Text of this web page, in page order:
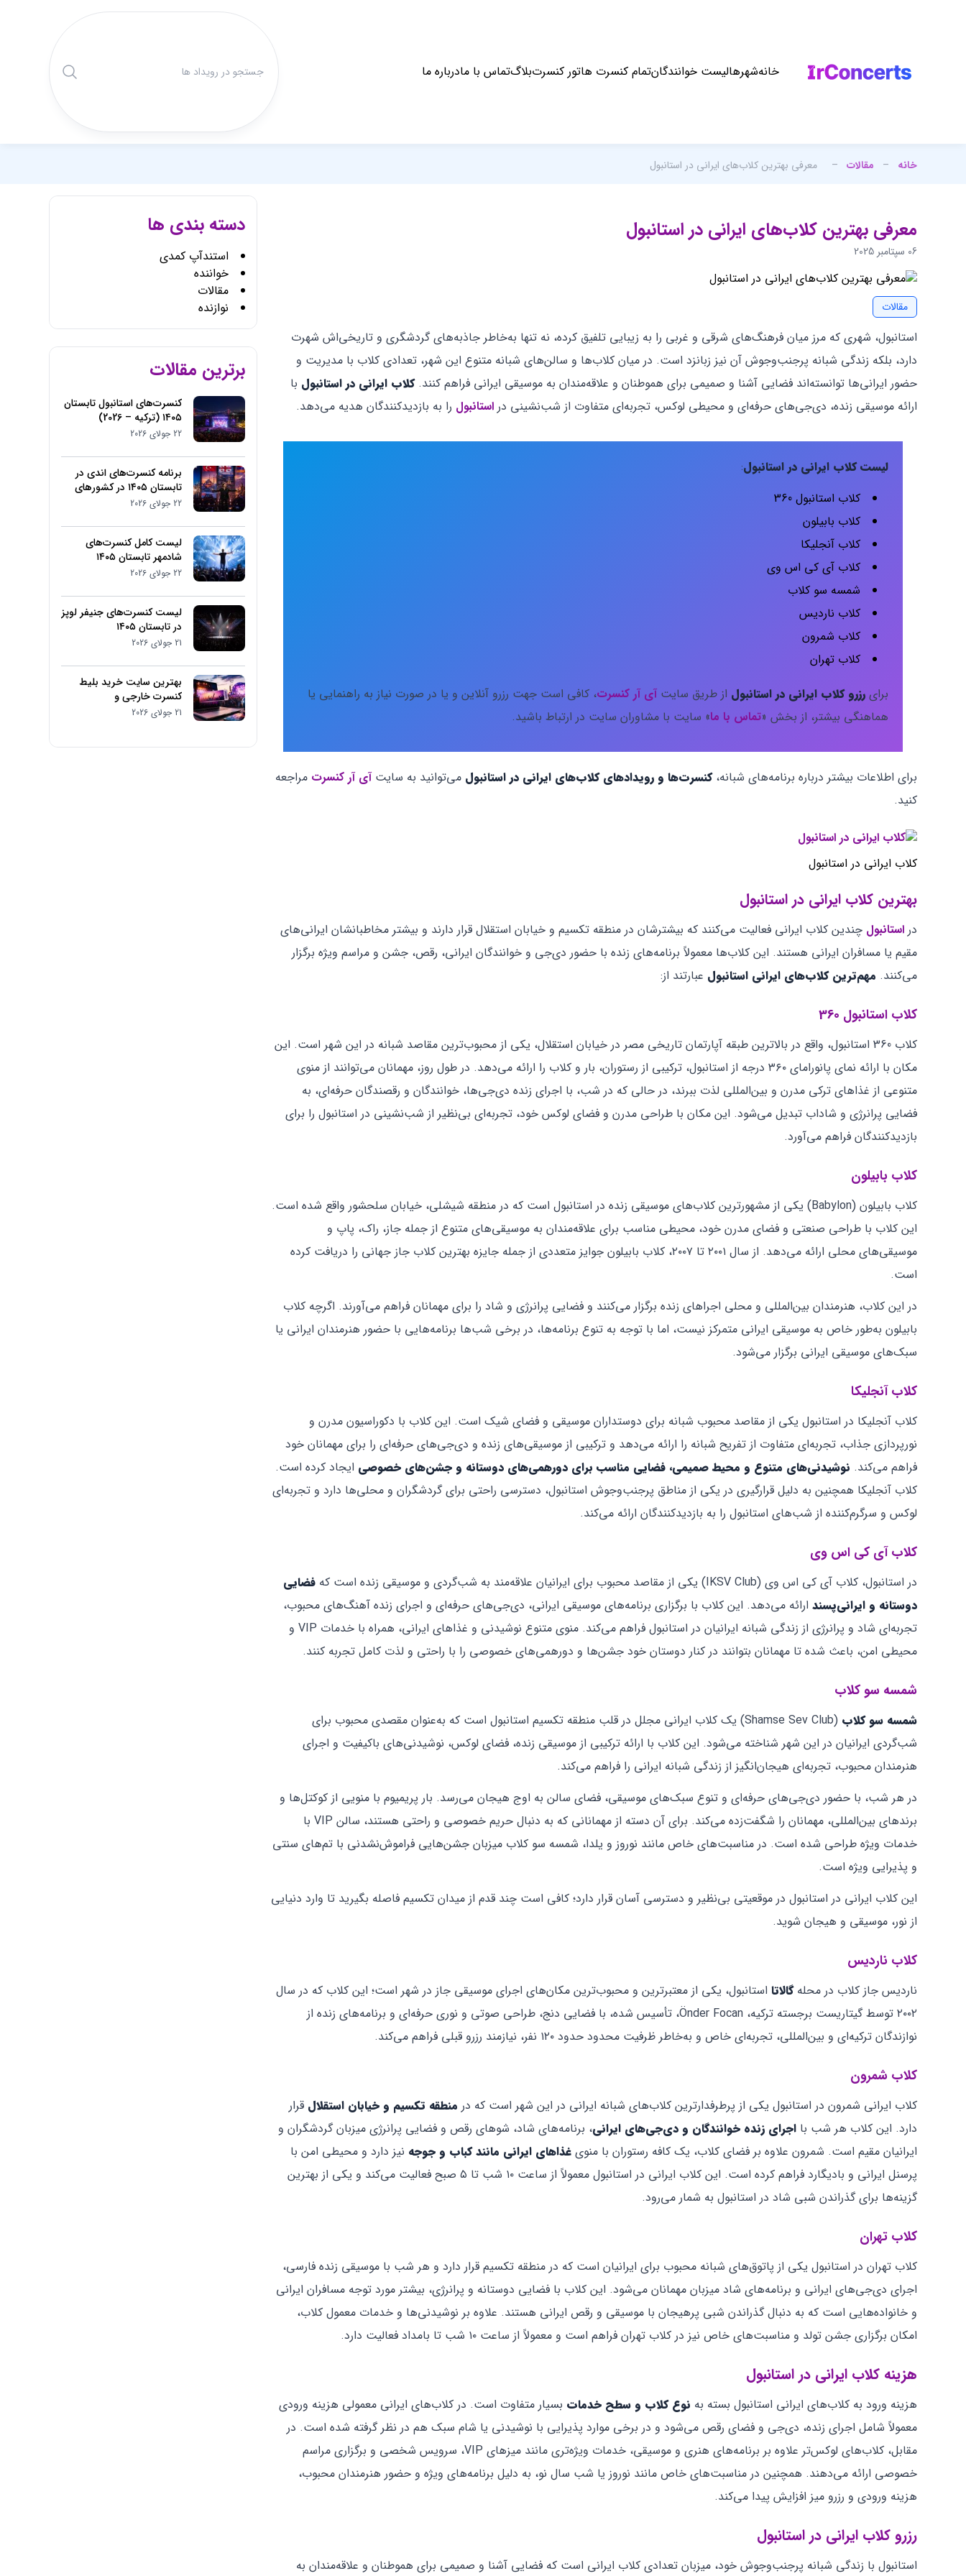
خانهشهرهالیست خوانندگانتمام کنسرت هاتور کنسرتبلاگتماس با مادرباره ما
خانه – مقالات – معرفی بهترین کلاب‌های ایرانی در استانبول
معرفی بهترین کلاب‌های ایرانی در استانبول
06 سپتامبر 2025
مقالات
استانبول، شهری که مرز میان فرهنگ‌های شرقی و غربی را به زیبایی تلفیق کرده، نه تنها به‌خاطر جاذبه‌های گردشگری و تاریخی‌اش شهرت
دارد، بلکه زندگی شبانه پرجنب‌وجوش آن نیز زبانزد است. در میان کلاب‌ها و سالن‌های شبانه متنوع این شهر، تعدادی کلاب با مدیریت و
حضور ایرانی‌ها توانسته‌اند فضایی آشنا و صمیمی برای هموطنان و علاقه‌مندان به موسیقی ایرانی فراهم کنند.کلاب ایرانی در استانبول با
ارائه موسیقی زنده، دی‌جی‌های حرفه‌ای و محیطی لوکس، تجربه‌ای متفاوت از شب‌نشینی در استانبول را به بازدیدکنندگان هدیه می‌دهد.
لیست کلاب ایرانی در استانبول:
کلاب استانبول 360
کلاب بابیلون
کلاب آنجلیکا
کلاب آی کی اس وی
شمسه سو کلاب
کلاب ناردیس
کلاب شمرون
کلاب تهران
برای رزرو کلاب ایرانی در استانبول از طریق سایت آی آر کنسرت، کافی است جهت رزرو آنلاین و یا در صورت نیاز به راهنمایی یا
هماهنگی بیشتر، از بخش «تماس با ما» سایت با مشاوران سایت در ارتباط باشید.
برای اطلاعات بیشتر درباره برنامه‌های شبانه،کنسرت‌ها و رویدادهای کلاب‌های ایرانی در استانبول می‌توانید به سایتآی آر کنسرت مراجعه
کنید.
کلاب‌ ایرانی در استانبول
بهترین کلاب ایرانی در استانبول
در استانبول چندین کلاب ایرانی فعالیت می‌کنند که بیشترشان در منطقه تکسیم و خیابان استقلال قرار دارند و بیشتر مخاطبانشان ایرانی‌های
مقیم یا مسافران ایرانی هستند. این کلاب‌ها معمولاً برنامه‌های زنده با حضور دی‌جی و خوانندگان ایرانی، رقص، جشن و مراسم ویژه برگزار
می‌کنند. مهم‌ترین کلاب‌های ایرانی استانبول عبارتند از:
کلاب استانبول 360
کلاب 360 استانبول، واقع در بالاترین طبقه آپارتمان تاریخی مصر در خیابان استقلال، یکی از محبوب‌ترین مقاصد شبانه در این شهر است. این
مکان با ارائه نمای پانورامای ۳۶۰ درجه از استانبول، ترکیبی از رستوران، بار و کلاب را ارائه می‌دهد. در طول روز، مهمانان می‌توانند از منوی
متنوعی از غذاهای ترکی مدرن و بین‌المللی لذت ببرند، در حالی که در شب، با اجرای زنده دی‌جی‌ها، خوانندگان و رقصندگان حرفه‌ای، به
فضایی پرانرژی و شاداب تبدیل می‌شود. این مکان با طراحی مدرن و فضای لوکس خود، تجربه‌ای بی‌نظیر از شب‌نشینی در استانبول را برای
بازدیدکنندگان فراهم می‌آورد.
کلاب بابیلون
کلاب بابیلون (Babylon) یکی از مشهورترین کلاب‌های موسیقی زنده در استانبول است که در منطقه شیشلی، خیابان سلحشور واقع شده است.
این کلاب با طراحی صنعتی و فضای مدرن خود، محیطی مناسب برای علاقه‌مندان به موسیقی‌های متنوع از جمله جاز، راک، پاپ و
موسیقی‌های محلی ارائه می‌دهد. از سال ۲۰۰۱ تا ۲۰۰۷، کلاب بابیلون جوایز متعددی از جمله جایزه بهترین کلاب جاز جهانی را دریافت کرده
است.
در این کلاب، هنرمندان بین‌المللی و محلی اجراهای زنده برگزار می‌کنند و فضایی پرانرژی و شاد را برای مهمانان فراهم می‌آورند. اگرچه کلاب
بابیلون به‌طور خاص به موسیقی ایرانی متمرکز نیست، اما با توجه به تنوع برنامه‌ها، در برخی شب‌ها برنامه‌هایی با حضور هنرمندان ایرانی یا
سبک‌های موسیقی ایرانی برگزار می‌شود.
کلاب آنجلیکا
کلاب آنجلیکا در استانبول یکی از مقاصد محبوب شبانه برای دوستداران موسیقی و فضای شیک است. این کلاب با دکوراسیون مدرن و
نورپردازی جذاب، تجربه‌ای متفاوت از تفریح شبانه را ارائه می‌دهد و ترکیبی از موسیقی‌های زنده و دی‌جی‌های حرفه‌ای را برای مهمانان خود
فراهم می‌کند. نوشیدنی‌های متنوع و محیط صمیمی، فضایی مناسب برای دورهمی‌های دوستانه و جشن‌های خصوصی ایجاد کرده است.
کلاب آنجلیکا همچنین به دلیل قرارگیری در یکی از مناطق پرجنب‌وجوش استانبول، دسترسی راحتی برای گردشگران و محلی‌ها دارد و تجربه‌ای
لوکس و سرگرم‌کننده از شب‌های استانبول را به بازدیدکنندگان ارائه می‌کند.
کلاب آی کی اس وی
در استانبول، کلاب آی کی اس وی (IKSV Club) یکی از مقاصد محبوب برای ایرانیان علاقه‌مند به شب‌گردی و موسیقی زنده است که
فضایی
دوستانه و ایرانی‌پسند ارائه می‌دهد. این کلاب با برگزاری برنامه‌های موسیقی ایرانی، دی‌جی‌های حرفه‌ای و اجرای زنده آهنگ‌های محبوب،
تجربه‌ای شاد و پرانرژی از زندگی شبانه ایرانیان در استانبول فراهم می‌کند. منوی متنوع نوشیدنی و غذاهای ایرانی، همراه با خدمات VIP و
محیطی امن، باعث شده تا مهمانان بتوانند در کنار دوستان خود جشن‌ها و دورهمی‌های خصوصی را با راحتی و لذت کامل تجربه کنند.
شمسه سو کلاب
شمسه سو کلاب
(Shamse Sev Club) یک کلاب ایرانی مجلل در قلب منطقه تکسیم استانبول است که به‌عنوان مقصدی محبوب برای
شب‌گردی ایرانیان در این شهر شناخته می‌شود. این کلاب با ارائه ترکیبی از موسیقی زنده، فضای لوکس، نوشیدنی‌های باکیفیت و اجرای
هنرمندان محبوب، تجربه‌ای هیجان‌انگیز از زندگی شبانه ایرانی را فراهم می‌کند.
در هر شب، با حضور دی‌جی‌های حرفه‌ای و تنوع سبک‌های موسیقی، فضای سالن به اوج هیجان می‌رسد. بار پریمیوم با منویی از کوکتل‌ها و
برندهای بین‌المللی، مهمانان را شگفت‌زده می‌کند. برای آن دسته از مهمانانی که به دنبال حریم خصوصی و راحتی هستند، سالن VIP با
خدمات ویژه طراحی شده است. در مناسبت‌های خاص مانند نوروز و یلدا، شمسه سو کلاب میزبان جشن‌هایی فراموش‌نشدنی با تم‌های سنتی
و پذیرایی ویژه است.
این کلاب ایرانی در استانبول در موقعیتی بی‌نظیر و دسترسی آسان قرار دارد؛ کافی است چند قدم از میدان تکسیم فاصله بگیرید تا وارد دنیایی
از نور، موسیقی و هیجان شوید.
کلاب ناردیس
ناردیس جاز کلاب در محلهگالاتا استانبول، یکی از معتبرترین و محبوب‌ترین مکان‌های اجرای موسیقی جاز در شهر است؛ این کلاب که در سال
۲۰۰۲ توسط گیتاریست برجسته ترکیه، Önder Focan، تأسیس شده، با فضایی دنج، طراحی صوتی و نوری حرفه‌ای و برنامه‌های زنده‌ از
نوازندگان ترکیه‌ای و بین‌المللی، تجربه‌ای خاص و به‌خاطر ظرفیت محدود حدود ۱۲۰ نفر، نیازمند رزرو قبلی فراهم می‌کند.
کلاب شمرون
کلاب ایرانی شمرون در استانبول یکی از پرطرفدارترین کلاب‌های شبانه ایرانی در این شهر است که در منطقه تکسیم و خیابان استقلال قرار
دارد. این کلاب هر شب با اجرای زنده خوانندگان و دی‌جی‌های ایرانی، برنامه‌های شاد، شوهای رقص و فضایی پرانرژی میزبان گردشگران و
ایرانیان مقیم است. شمرون علاوه بر فضای کلاب، یک کافه رستوران با منوی غذاهای ایرانی مانند کباب و جوجه نیز دارد و محیطی امن با
پرسنل ایرانی و بادیگارد فراهم کرده است. این کلاب ایرانی در استانبول معمولاً از ساعت ۱۰ شب تا ۵ صبح فعالیت می‌کند و یکی از بهترین
گزینه‌ها برای گذراندن شبی شاد در استانبول به شمار می‌رود.
کلاب تهران
کلاب تهران در استانبول یکی از پاتوق‌های شبانه محبوب برای ایرانیان است که در منطقه تکسیم قرار دارد و هر شب با موسیقی زنده فارسی،
اجرای دی‌جی‌های ایرانی و برنامه‌های شاد میزبان مهمانان می‌شود. این کلاب با فضایی دوستانه و پرانرژی، بیشتر مورد توجه مسافران ایرانی
و خانواده‌هایی است که به دنبال گذراندن شبی پرهیجان با موسیقی و رقص ایرانی هستند. علاوه بر نوشیدنی‌ها و خدمات معمول کلاب،
امکان برگزاری جشن تولد و مناسبت‌های خاص نیز در کلاب تهران فراهم است و معمولاً از ساعت ۱۰ شب تا بامداد فعالیت دارد.
هزینه کلاب ایرانی در استانبول
هزینه ورود به کلاب‌های ایرانی استانبول بسته به نوع کلاب و سطح خدمات بسیار متفاوت است. در کلاب‌های ایرانی معمولی هزینه ورودی
معمولاً شامل اجرای زنده، دی‌جی و فضای رقص می‌شود و در برخی موارد پذیرایی با نوشیدنی یا شام سبک هم در نظر گرفته شده است. در
مقابل، کلاب‌های لوکس‌تر علاوه بر برنامه‌های هنری و موسیقی، خدمات ویژه‌تری مانند میزهای VIP، سرویس شخصی و برگزاری مراسم
خصوصی ارائه می‌دهند. همچنین در مناسبت‌های خاص مانند نوروز یا شب سال نو، به دلیل برنامه‌های ویژه و حضور هنرمندان محبوب،
هزینه ورودی و رزرو میز افزایش پیدا می‌کند.
رزرو کلاب ایرانی در استانبول
استانبول با زندگی شبانه پرجنب‌وجوش خود، میزبان تعدادی کلاب ایرانی است که فضایی آشنا و صمیمی برای هموطنان و علاقه‌مندان به
دسته بندی ها
استندآپ کمدی
خواننده
مقالات
نوازنده
برترین مقالات
کنسرت‌های استانبول تابستان
۱۴۰۵ (ترکیه – 2026)
22 جولای 2026
برنامه کنسرت‌های اندی در
تابستان ۱۴۰۵ در کشورهای
مختلف
22 جولای 2026
لیست کامل کنسرت‌های
شادمهر تابستان ۱۴۰۵
22 جولای 2026
لیست کنسرت‌های جنیفر لوپز
در تابستان ۱۴۰۵
21 جولای 2026
بهترین سایت خرید بلیط
کنسرت خارجی و
فستیوال‌های موسیقی
21 جولای 2026